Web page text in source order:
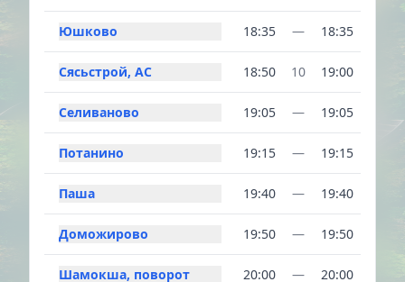
Юшково 18:35 — 18:35
Сясьстрой, АС 18:50 10 19:00
Селиваново 19:05 — 19:05
Потанино 19:15 — 19:15
Паша 19:40 — 19:40
Доможирово 19:50 — 19:50
Шамокша, поворот 20:00 — 20:00